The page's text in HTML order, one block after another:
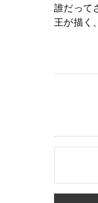
誰だって
王が描く